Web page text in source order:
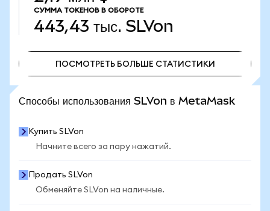
СУММА ТОКЕНОВ В ОБОРОТЕ
443,43 тыс. SLVon
ПОСМОТРЕТЬ БОЛЬШЕ СТАТИСТИКИ
Способы использования SLVon в MetaMask
Купить SLVon
Начните всего за пару нажатий.
Продать SLVon
Обменяйте SLVon на наличные.